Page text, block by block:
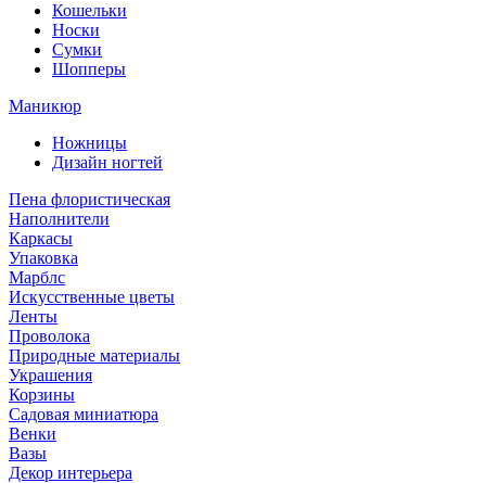
Кошельки
Носки
Сумки
Шопперы
Маникюр
Ножницы
Дизайн ногтей
Пена флористическая
Наполнители
Каркасы
Упаковка
Марблс
Искусственные цветы
Ленты
Проволока
Природные материалы
Украшения
Корзины
Садовая миниатюра
Венки
Вазы
Декор интерьера